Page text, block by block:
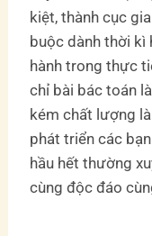
kiệt, thành cục
buộc dành thời kì
hành trong thực
chỉ bài bác toán
kém chất lượng
phát triển các
hầu hết thường
cùng độc đáo